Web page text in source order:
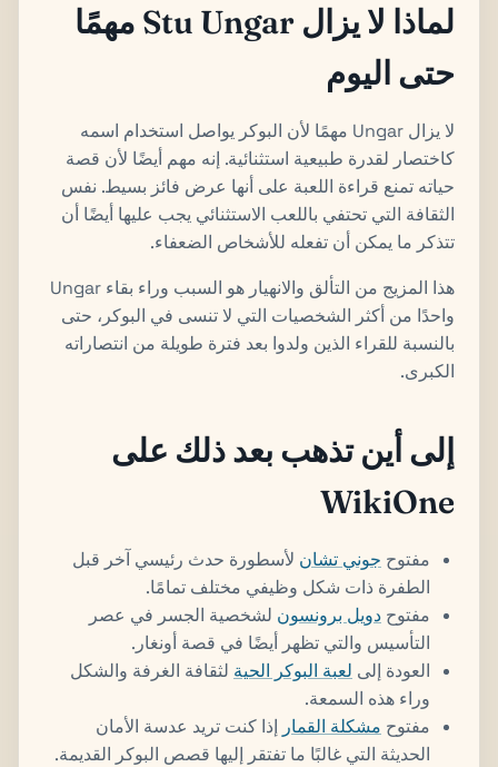
لماذا لا يزال Stu Ungar مهمًا
حتى اليوم
لا يزال Ungar مهمًا لأن البوكر يواصل استخدام اسمه
كاختصار لقدرة طبيعية استثنائية. إنه مهم أيضًا لأن قصة
حياته تمنع قراءة اللعبة على أنها عرض فائز بسيط. نفس
الثقافة التي تحتفي باللعب الاستثنائي يجب عليها أيضًا أن
تتذكر ما يمكن أن تفعله للأشخاص الضعفاء.
هذا المزيج من التألق والانهيار هو السبب وراء بقاء Ungar
واحدًا من أكثر الشخصيات التي لا تنسى في البوكر، حتى
بالنسبة للقراء الذين ولدوا بعد فترة طويلة من انتصاراته
الكبرى.
إلى أين تذهب بعد ذلك على
WikiOne
مفتوح جوني تشان لأسطورة حدث رئيسي آخر قبل
الطفرة ذات شكل وظيفي مختلف تمامًا.
مفتوح دويل برونسون لشخصية الجسر في عصر
التأسيس والتي تظهر أيضًا في قصة أونغار.
العودة إلى لعبة البوكر الحية لثقافة الغرفة والشكل
وراء هذه السمعة.
مفتوح مشكلة القمار إذا كنت تريد عدسة الأمان
الحديثة التي غالبًا ما تفتقر إليها قصص البوكر القديمة.